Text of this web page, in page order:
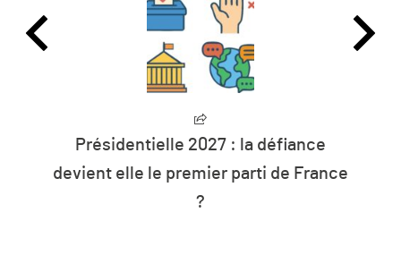
L’humanité vit désormais à crédit
les ressources de la planète